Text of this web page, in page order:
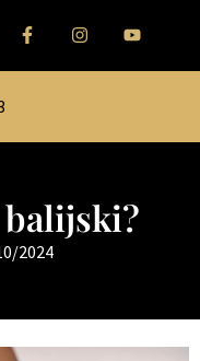
balijski?
2024